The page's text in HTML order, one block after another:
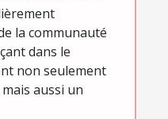
la communauté
dans le
non seulement
aussi un